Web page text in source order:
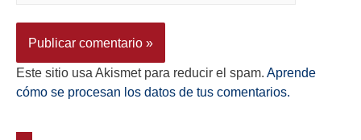
Este sitio usa Akismet para reducir el spam. Aprende
cómo se procesan los datos de tus comentarios.